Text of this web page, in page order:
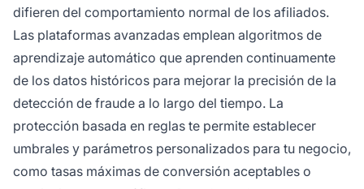
difieren del comportamiento normal de los afiliados.
Las plataformas avanzadas emplean algoritmos de
aprendizaje automático que aprenden continuamente
de los datos históricos para mejorar la precisión de la
detección de fraude a lo largo del tiempo. La
protección basada en reglas te permite establecer
umbrales y parámetros personalizados para tu negocio,
como tasas máximas de conversión aceptables o